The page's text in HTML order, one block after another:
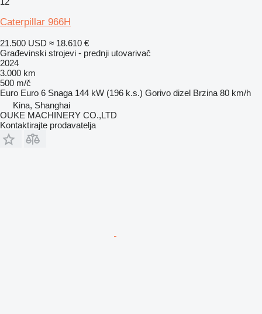
Caterpillar 966H
21.500 USD ≈ 18.610 €
Građevinski strojevi - prednji utovarivač
2024
3.000 km
500 m/č
Euro Euro 6 Snaga 144 kW (196 k.s.) Gorivo dizel Brzina 80 km/h
Kina, Shanghai
OUKE MACHINERY CO.,LTD
Kontaktirajte prodavatelja